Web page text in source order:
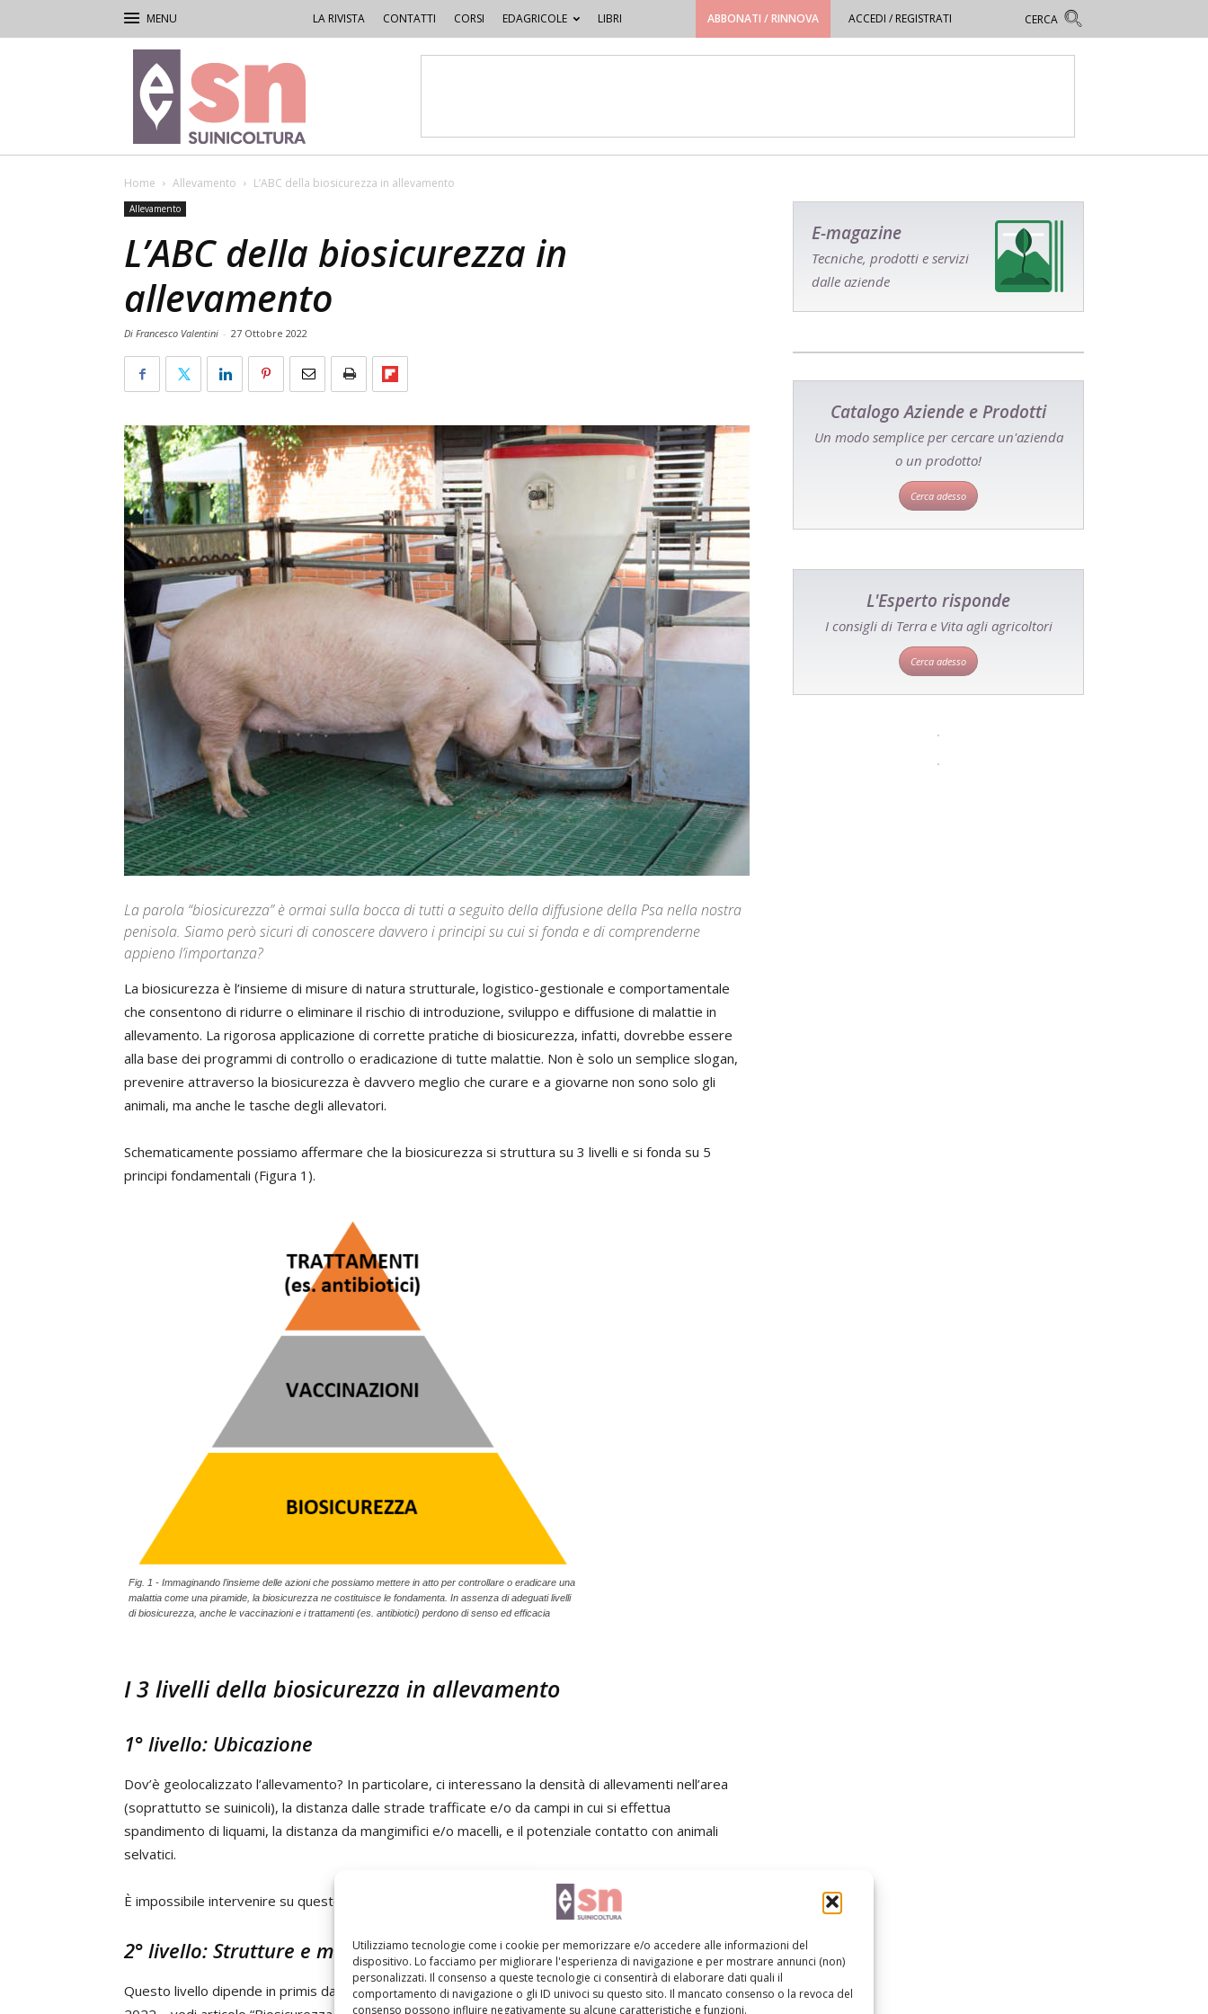
Utilizziamo tecnologie come i cookie per memorizzare e/o accedere alle informazioni del
dispositivo. Lo facciamo per migliorare l'esperienza di navigazione e per mostrare annunci (non)
personalizzati. Il consenso a queste tecnologie ci consentirà di elaborare dati quali il
comportamento di navigazione o gli ID univoci su questo sito. Il mancato consenso o la revoca del
consenso possono influire negativamente su alcune caratteristiche e funzioni.
LA RIVISTA CONTATTI CORSI EDAGRICOLE LIBRI ABBONATI / RINNOVA ACCEDI / REGISTRATI
Rivista
di
Suinicoltura
Home Allevamento L’ABC della biosicurezza in allevamento
Allevamento
L’ABC della biosicurezza in
allevamento
Di Francesco Valentini - 27 Ottobre 2022
La parola “biosicurezza” è ormai sulla bocca di tutti a seguito della diffusione della Psa nella nostra
penisola. Siamo però sicuri di conoscere davvero i principi su cui si fonda e di comprenderne
appieno l’importanza?
La biosicurezza è l’insieme di misure di natura strutturale, logistico-gestionale e comportamentale
che consentono di ridurre o eliminare il rischio di introduzione, sviluppo e diffusione di malattie in
allevamento. La rigorosa applicazione di corrette pratiche di biosicurezza, infatti, dovrebbe essere
alla base dei programmi di controllo o eradicazione di tutte malattie. Non è solo un semplice slogan,
prevenire attraverso la biosicurezza è davvero meglio che curare e a giovarne non sono solo gli
animali, ma anche le tasche degli allevatori.
Schematicamente possiamo affermare che la biosicurezza si struttura su 3 livelli e si fonda su 5
principi fondamentali (Figura 1).
Fig. 1 - Immaginando l’insieme delle azioni che possiamo mettere in atto per controllare o eradicare una
malattia come una piramide, la biosicurezza ne costituisce le fondamenta. In assenza di adeguati livelli
di biosicurezza, anche le vaccinazioni e i trattamenti (es. antibiotici) perdono di senso ed efficacia
I 3 livelli della biosicurezza in allevamento
1° livello: Ubicazione
Dov’è geolocalizzato l’allevamento? In particolare, ci interessano la densità di allevamenti nell’area
(soprattutto se suinicoli), la distanza dalle strade trafficate e/o da campi in cui si effettua
spandimento di liquami, la distanza da mangimifici e/o macelli, e il potenziale contatto con animali
selvatici.
È impossibile intervenire su questo livello, a meno che non si decida di cambiare allevamento.
2° livello: Strutture e misure logistico-gestionali
Questo livello dipende in primis da com’è fatto l’allevamento (misure strutturali del Dm 28 giugno
E-magazine
Tecniche, prodotti e servizi
dalle aziende
Catalogo Aziende e Prodotti
Un modo semplice per cercare un'azienda
o un prodotto!
Cerca adesso
L'Esperto risponde
I consigli di Terra e Vita agli agricoltori
Cerca adesso